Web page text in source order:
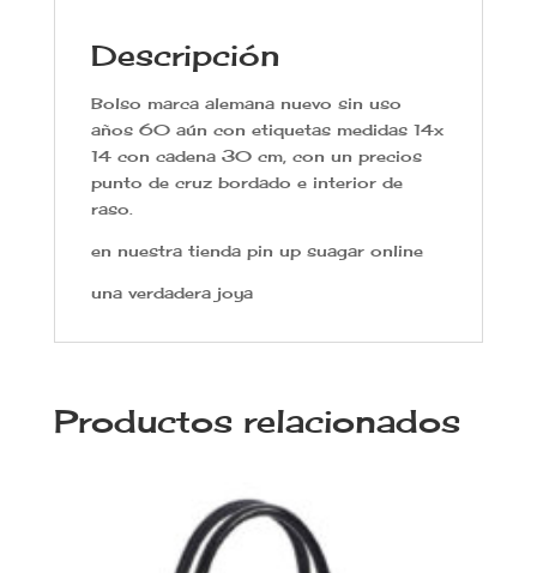
Descripción
Bolso marca alemana nuevo sin uso
años 60 aún con etiquetas medidas 14x
14 con cadena 30 cm, con un precios
punto de cruz bordado e interior de
raso.
en nuestra tienda pin up suagar online
una verdadera joya
Productos relacionados